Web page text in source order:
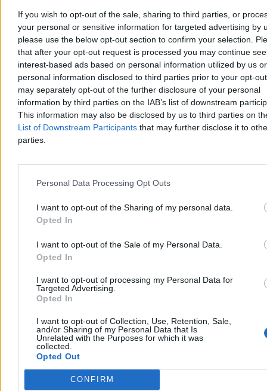
If you wish to opt-out of the sale, sharing to third parties, or
your personal or sensitive information for targeted advertising by
please use the below opt-out section to confirm your selection.
that after your opt-out request is processed you may continue
interest-based ads based on personal information utilized by us or
personal information disclosed to third parties prior to your opt-
may separately opt-out of the further disclosure of your personal
information by third parties on the IAB’s list of downstream
This information may also be disclosed by us to third parties on
List of Downstream Participants that may further disclose it to
parties.
Personal Data Processing Opt Outs
I want to opt-out of the Sharing of my personal data.
Opted In
I want to opt-out of the Sale of my Personal Data.
Opted In
I want to opt-out of processing my Personal Data for
Targeted Advertising.
Opted In
I want to opt-out of Collection, Use, Retention, Sale,
and/or Sharing of my Personal Data that Is
Unrelated with the Purposes for which it was
collected.
Opted Out
CONFIRM
Kraj
Nadchodzi pogodowy rollercoaster. Na
termometrach znów będzie 36 stopni
Najbliższe dni w pogodzie upłyną pod znakiem wyrazistych zmian i
sporych wahań temperatury. Choć początek tygodnia przyniesie
krótkotrwały, gorący epizod z temperaturami przekraczającymi 30
st. C, to już od wtorku czeka nas wyraźne ochłodzenie. Sytuacja